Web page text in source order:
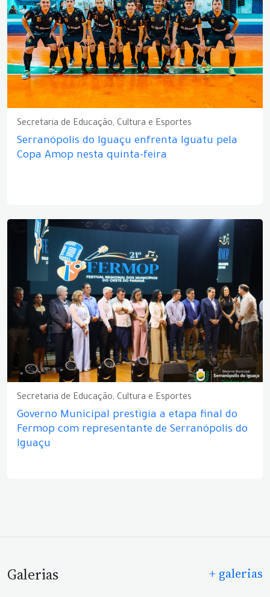
Secretaria de Educação, Cultura e Esportes
Serranópolis do Iguaçu enfrenta Iguatu pela
Copa Amop nesta quinta-feira
Secretaria de Educação, Cultura e Esportes
Governo Municipal prestigia a etapa final do
Fermop com representante de Serranópolis do
Iguaçu
Galerias + galerias